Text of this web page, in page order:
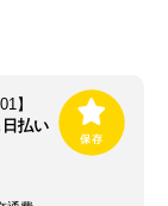
】
払い